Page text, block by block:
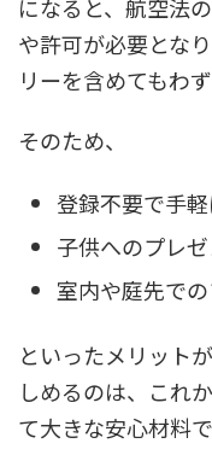
になると、航空法
や許可が必要とな
リーを含めてもわ
そのため、
登録不要で手
子供へのプレ
室内や庭先で
といったメリット
しめるのは、これ
て大きな安心材料で